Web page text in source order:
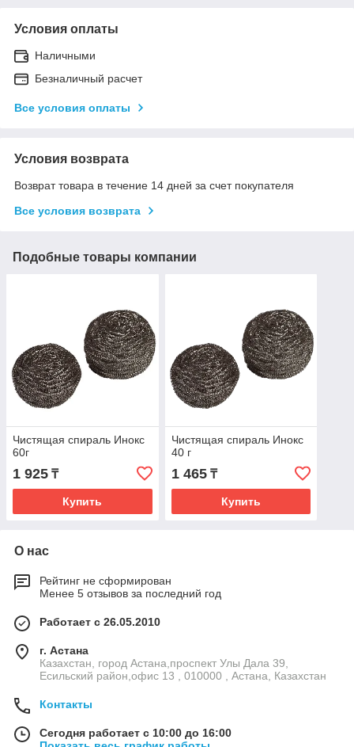
Условия оплаты
Наличными
Безналичный расчет
Все условия оплаты
Условия возврата
Возврат товара в течение 14 дней за счет покупателя
Все условия возврата
Подобные товары компании
Чистящая спираль Инокс
60г
1 925 ₸
Купить
Чистящая спираль Инокс
40 г
1 465₸
Купить
О нас
Рейтинг не сформирован
Менее 5 отзывов за последний год
Работает с 26.05.2010
г. Астана
Казахстан, город Астана,проспект Улы Дала 39,
Есильский район,офис 13 , 010000 , Астана, Казахстан
Контакты
Сегодня работает с 10:00 до 16:00